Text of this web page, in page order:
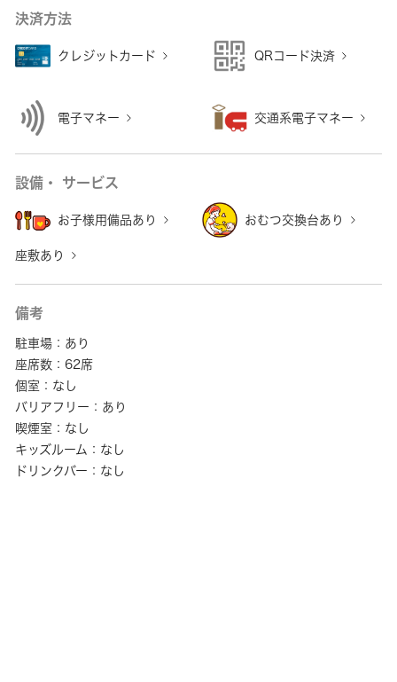
決済方法
クレジットカード QRコード決済
電子マネー 交通系電子マネー
設備・ サービス
お子様用備品あり おむつ交換台あり
座敷あり
備考
駐車場：あり
座席数：62席
個室：なし
バリアフリー：あり
喫煙室：なし
キッズルーム：なし
ドリンクバー：なし